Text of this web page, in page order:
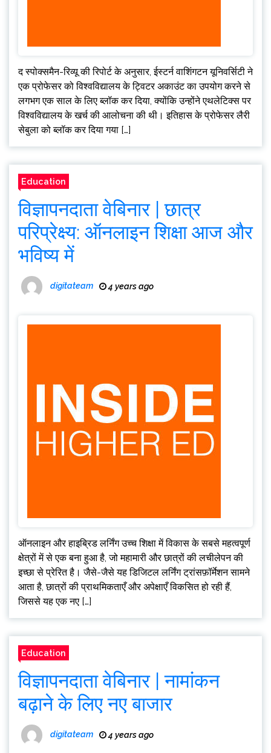
द स्पोक्समैन-रिव्यू की रिपोर्ट के अनुसार, ईस्टर्न वाशिंगटन यूनिवर्सिटी ने
एक प्रोफेसर को विश्वविद्यालय के ट्विटर अकाउंट का उपयोग करने से
लगभग एक साल के लिए ब्लॉक कर दिया, क्योंकि उन्होंने एथलेटिक्स पर
विश्वविद्यालय के खर्च की आलोचना की थी। इतिहास के प्रोफेसर लैरी
सेबुला को ब्लॉक कर दिया गया […]
Education
विज्ञापनदाता वेबिनार | छात्र
परिप्रेक्ष्य: ऑनलाइन शिक्षा आज और
भविष्य में
digitateam 4 years ago
ऑनलाइन और हाइब्रिड लर्निंग उच्च शिक्षा में विकास के सबसे महत्वपूर्ण
क्षेत्रों में से एक बना हुआ है, जो महामारी और छात्रों की लचीलेपन की
इच्छा से प्रेरित है। जैसे-जैसे यह डिजिटल लर्निंग ट्रांसफ़ॉर्मेशन सामने
आता है, छात्रों की प्राथमिकताएँ और अपेक्षाएँ विकसित हो रही हैं,
जिससे यह एक नए […]
Education
विज्ञापनदाता वेबिनार | नामांकन
बढ़ाने के लिए नए बाजार
digitateam 4 years ago